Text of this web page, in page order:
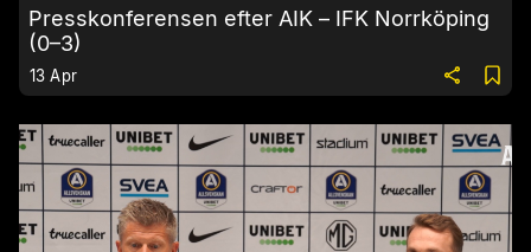
Presskonferensen efter AIK – IFK Norrköping
(0–3)
13 Apr